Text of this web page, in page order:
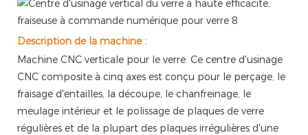
Description de la machine:
Machine CNC verticale pour le verre. Ce centre d'usinage
CNC composite à cinq axes est conçu pour le perçage, le
fraisage d'entailles, la découpe, le chanfreinage, le
meulage intérieur et le polissage de plaques de verre
régulières et de la plupart des plaques irrégulières d'une